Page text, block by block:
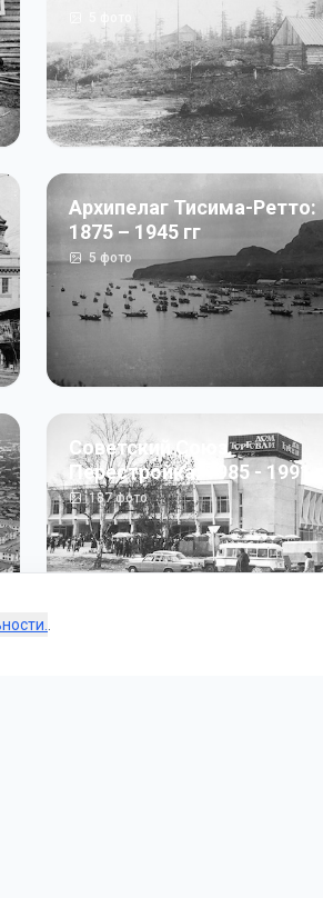
Архипелаг Тисима-Ретто:
1875 – 1945 гг
5фото
Советский Союз.
Перестройка: 1985 - 1991 гг
187фото